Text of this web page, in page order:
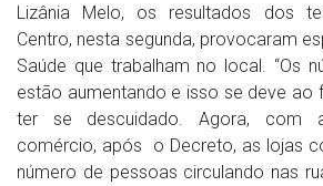
Lizânia Melo, os resultados dos
Centro, nesta segunda, provocaram
Saúde que trabalham no local. “Os
estão aumentando e isso se deve ao
ter se descuidado. Agora, com
comércio, após o Decreto, as lojas
número de pessoas circulando nas